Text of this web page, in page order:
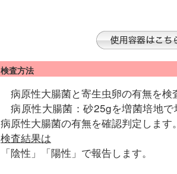
検査方法
病原性大腸菌と寄生虫卵の有無を検
病原性大腸菌：砂25gを増菌培地
病原性大腸菌の有無を確認判定します
検査結果は
「陰性」「陽性」で報告します。